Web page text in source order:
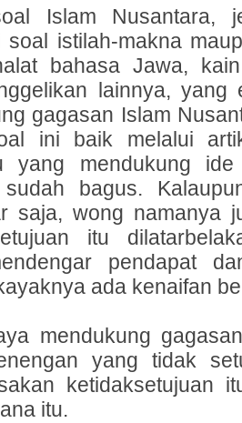
Islam Nusantara,
soal istilah-makna
bahasa Jawa,
lainnya, yang
gagasan Islam
ini baik melalui
yang mendukung
sudah bagus.
saja, wong namanya
itu
pendapat
ada kenaifan
mendukung
yang tidak
ketidaksetujuan
itu.